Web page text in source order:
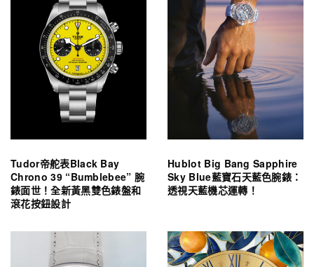
Tudor帝舵表Black Bay
Chrono 39 “Bumblebee” 腕
錶面世！全新黃黑雙色錶盤和
滾花按鈕設計
Hublot Big Bang Sapphire
Sky Blue藍寶石天藍色腕錶：
透視天藍機芯運轉！